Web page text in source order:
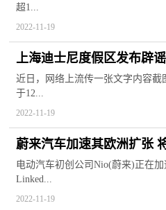
超1...
2022-11-19
上海迪士尼度假区发布辟
为虚假消息
近日，网络上流传一张文字内容
于12...
2022-11-19
蔚来汽车加速其欧洲扩张
个动力电池换电站
电动汽车初创公司Nio(蔚来)正在
Linked...
2022-11-19